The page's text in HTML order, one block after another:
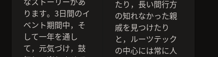
ります。3日間のイ
ベント期間中，そ
して一年を通し
て，元気づけ，鼓
たり，長い間行方
の知れなかった親
戚を見つけたり
と，ルーツテック
の中心には常に人